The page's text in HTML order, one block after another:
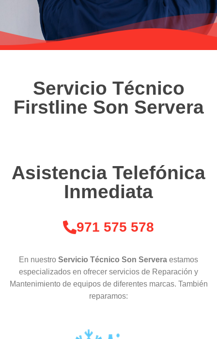
Servicio Técnico
Firstline Son Servera
Asistencia Telefónica
Inmediata
971 575 578
En nuestro Servicio Técnico Son Servera estamos
especializados en ofrecer servicios de Reparación y
Mantenimiento de equipos de diferentes marcas. También
reparamos: